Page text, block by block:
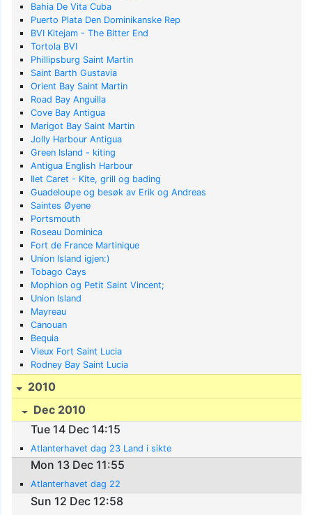
Bahia De Vita Cuba
Puerto Plata Den Dominikanske Rep
BVI Kitejam - The Bitter End
Tortola BVI
Phillipsburg Saint Martin
Saint Barth Gustavia
Orient Bay Saint Martin
Road Bay Anguilla
Cove Bay Antigua
Marigot Bay Saint Martin
Jolly Harbour Antigua
Green Island - kiting
Antigua English Harbour
Ilet Caret - Kite, grill og bading
Guadeloupe og besøk av Erik og Andreas
Saintes Øyene
Portsmouth
Roseau Dominica
Fort de France Martinique
Union Island igjen:)
Tobago Cays
Mophion og Petit Saint Vincent;
Union Island
Mayreau
Canouan
Bequia
Vieux Fort Saint Lucia
Rodney Bay Saint Lucia
2010
Dec 2010
Tue 14 Dec 14:15
Atlanterhavet dag 23 Land i sikte
Mon 13 Dec 11:55
Atlanterhavet dag 22
Sun 12 Dec 12:58